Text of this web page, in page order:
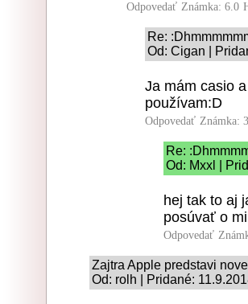
Odpovedať Známka: 6.0
Re:
Od: Cigan |
Ja mám casio
používam:D
Odpovedať Známka:
Re:
Od: Mxxl |
hej tak to aj
posúvať o
Odpovedať
Zajtra Apple predstavi
Od: rolh | Pridané: